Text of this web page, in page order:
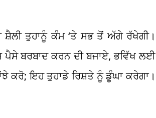
ਸ਼ੈਲੀ ਤੁਹਾਨੂੰ ਕੰਮ ‘ਤੇ ਸਭ ਤੋਂ ਅੱਗੇ ਰੱਖੇਗੀ।
ਬਰਬਾਦ ਕਰਨ ਦੀ ਬਜਾਏ, ਭਵਿੱਖ ਲਈ
ਇਹ ਤੁਹਾਡੇ ਰਿਸ਼ਤੇ ਨੂੰ ਡੂੰਘਾ ਕਰੇਗਾ।